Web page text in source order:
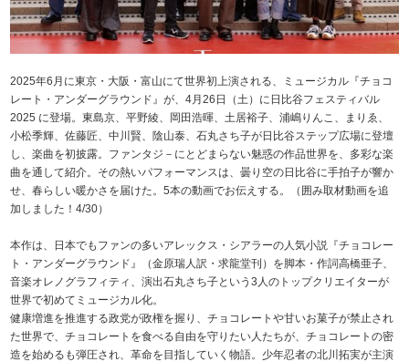
2025年6月に東京・大阪・富山にて世界初上演される、ミュージカル『チョコ
レート・アンダーグラウンド』が、4月26日（土）に日比谷フェスティバル
2025 に登場。東島京、平野綾、岡田浩暉、土居裕子、浦嶋りんこ、まりゑ、
小松季輝、佐藤匠、中川賢、陰山泰、石丸さち子が日比谷ステップ広場に登壇
し、楽曲を初披露。ファンタジ－にとどまらない魅惑の作品世界を、多彩な楽
曲を通して紹介。その熱いパフォーマンスは、曇り空の日比谷に手拍子が響か
せ、春らしい暖かさを届けた。5本の動画でお伝えする。（囲み取材動画を追
加しました！4/30）
本作は、日本でもファンの多いアレックス・シアラーの人気小説『チョコレー
ト・アンダーグラウンド』（金原瑞人訳・求龍堂刊）を脚本・作詞高橋亜子、
音楽オレノグラフィティ、演出石丸さち子という3人のトップクリエイターが
世界で初めてミュージカル化。
健康増進を推進する政党が政権を握り、チョコレートや甘いお菓子が禁止され
た世界で、チョコレートを食べる自由を守りたい人たちが、チョコレートの密
造を始めるも弾圧され、革命を目指していく物語。少年忍者の北川拓実が主演